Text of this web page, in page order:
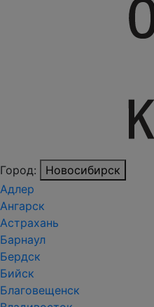
Город:
Новосибирск
Адлер
Ангарск
Астрахань
Барнаул
Бердск
Бийск
Благовещенск